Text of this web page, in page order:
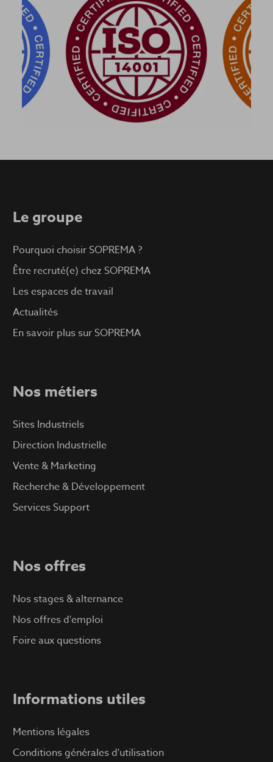
Le groupe
Pourquoi choisir SOPREMA ?
Être recruté(e) chez SOPREMA
Les espaces de travail
Actualités
En savoir plus sur SOPREMA
Nos métiers
Sites Industriels
Direction Industrielle
Vente & Marketing
Recherche & Développement
Services Support
Nos offres
Nos stages & alternance
Nos offres d'emploi
Foire aux questions
Informations utiles
Mentions légales
Conditions générales d'utilisation